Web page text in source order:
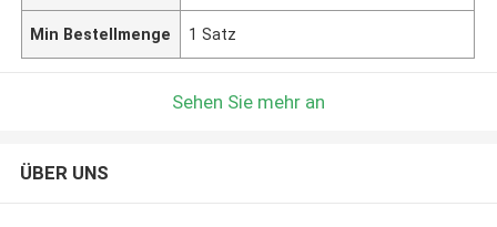
Min Bestellmenge 1 Satz
Sehen Sie mehr an
ÜBER UNS